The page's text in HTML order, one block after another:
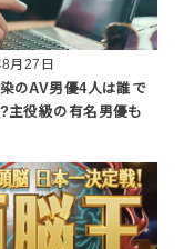
月27日
のAV男優4人は誰で
主役級の有名男優も